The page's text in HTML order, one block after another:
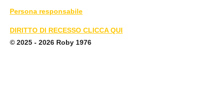
Persona responsabile
DIRITTO DI RECESSO CLICCA QUI
© 2025 - 2026 Roby 1976